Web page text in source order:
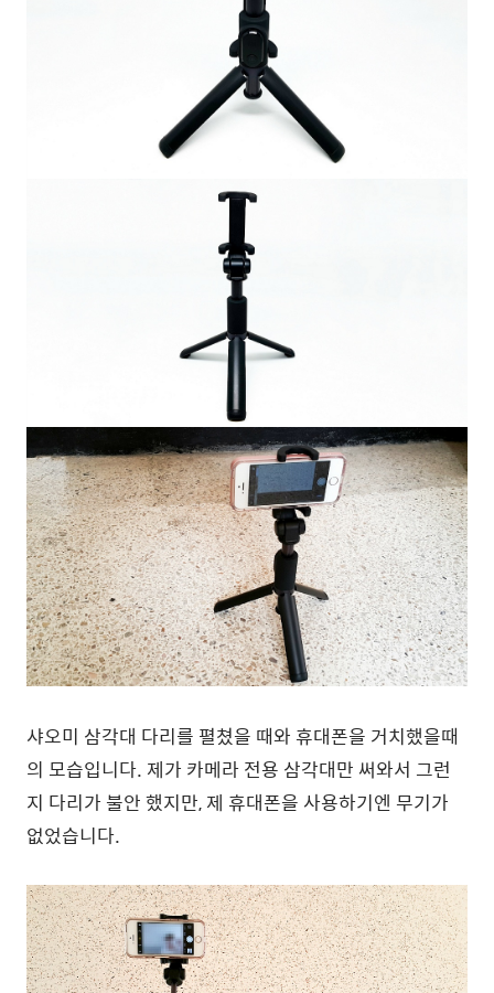
샤오미 삼각대 다리를 펼쳤을 때와 휴대폰을 거치했을때
의 모습입니다. 제가 카메라 전용 삼각대만 써와서 그런
지 다리가 불안 했지만, 제 휴대폰을 사용하기엔 무기가
없었습니다.